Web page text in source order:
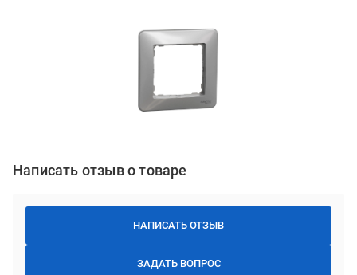
Написать отзыв о товаре
НАПИСАТЬ ОТЗЫВ
ЗАДАТЬ ВОПРОС